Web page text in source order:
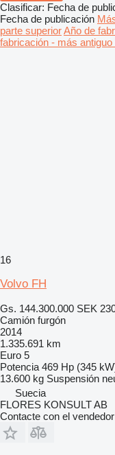
Clasificar: Fecha de
Fecha de publicación
parte superiorAño de
fabricación - más
16
Volvo FH
Gs. 144.300.000 SEK
Camión furgón
2014
1.335.691 km
Euro 5
Potencia 469 Hp (345
13.600 kg Suspensión
Suecia
FLORES KONSULT AB
Contacte con el vendedor